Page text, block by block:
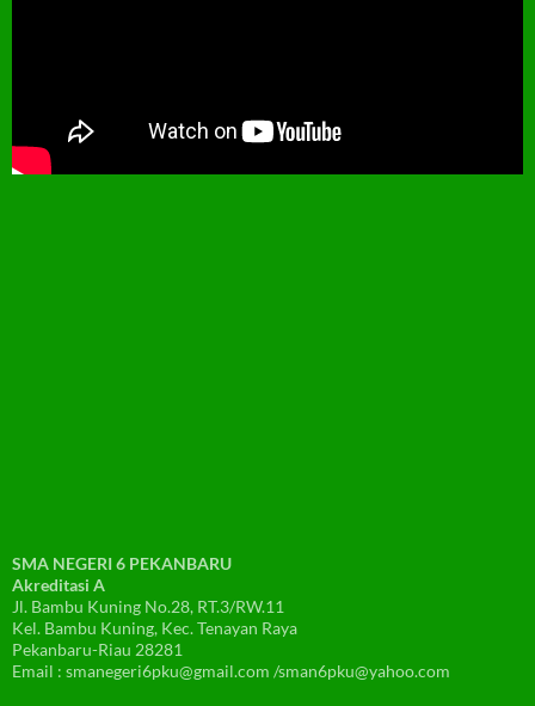
SMA NEGERI 6 PEKANBARU
Akreditasi A
Jl. Bambu Kuning No.28, RT.3/RW.11
Kel. Bambu Kuning, Kec. Tenayan Raya
Pekanbaru-Riau 28281
Email : smanegeri6pku@gmail.com /sman6pku@yahoo.com